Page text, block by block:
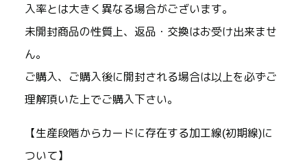
入率とは大きく異なる場合がございます。
未開封商品の性質上、返品・交換はお受け出来ませ
ん。
ご購入、ご購入後に開封される場合は以上を必ずご
理解頂いた上でご購入下さい。
【生産段階からカードに存在する加工線(初期線)に
ついて】